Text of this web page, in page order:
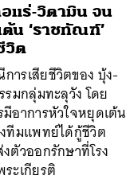
แร่-วิตามิน จน
น ‘ราชทัณฑ์’
วิต
ารเสียชีวิตของ บุ้ง-
มกลุ่มทะลุวัง โดย
อาการหัวใจหยุดเต้น
ทีมแพทย์ได้กู้ชีวิต
ตัวออกรักษาที่โรง
ะเกียรติ
LINE EMAIL